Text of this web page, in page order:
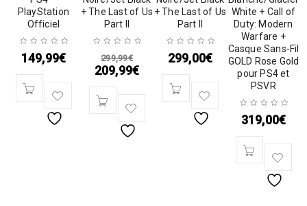
PlayStation
Officiel
149,99€
+ The Last of Us
Part II
299,99€
209,99€
+ The Last of Us
Part II
299,00€
White + Call of
Duty: Modern
Warfare +
Casque Sans-Fil
GOLD Rose Gold
pour PS4 et
PSVR
319,00€